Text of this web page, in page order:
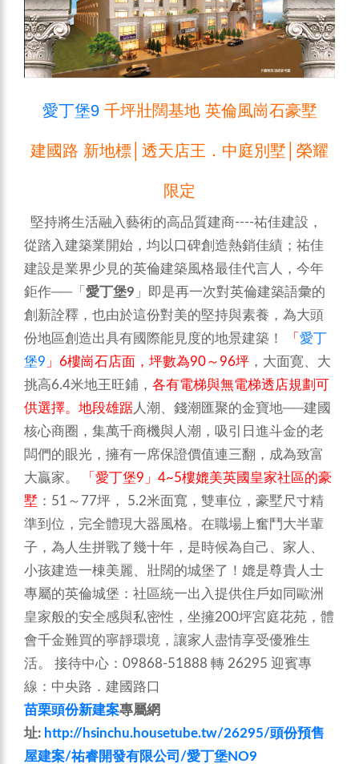
愛丁堡9千坪壯闊基地 英倫風崗石豪墅
建國路 新地標│透天店王．中庭別墅│榮耀
限定
堅持將生活融入藝術的高品質建商----祐佳建設，
從踏入建築業開始，均以口碑創造熱銷佳績；祐佳
建設是業界少見的英倫建築風格最佳代言人，今年
鉅作──「 愛丁堡9 」即是再一次對英倫建築語彙的
創新詮釋，也由於這份對美的堅持與素養，為大頭
份地區創造出具有國際能見度的地景建築！
「 愛丁
堡9 」6樓崗石店面，坪數為90～96坪 ，大面寛、大
挑高6.4米地王旺鋪， 各有電梯與無電梯透店規劃可
供選擇。地段雄踞 人潮、錢潮匯聚的金寶地──建國
核心商圈，集萬千商機與人潮，吸引日進斗金的老
闆們的眼光，擁有一席保證價值連三翻，成為致富
大贏家。
「愛丁堡9」4~5樓媲美英國皇家社區的豪
墅 ：51～77坪， 5.2米面寬，雙車位，豪墅尺寸精
準到位，完全體現大器風格。在職場上奮鬥大半輩
子，為人生拼戰了幾十年，是時候為自己、家人、
小孩建造一棟美麗、壯闊的城堡了！媲是尊貴人士
專屬的英倫城堡：社區統一出入提供住戶如同歐洲
皇家般的安全感與私密性，坐擁200坪宮庭花苑，體
會千金難買的寧靜環境，讓家人盡情享受優雅生
活。 接待中心：09868-51888 轉 26295 迎賓專
線：中央路．建國路口
苗栗頭份新建案專屬網
址: http://hsinchu.housetube.tw/26295/頭份預售
屋建案/祐睿開發有限公司/愛丁堡NO9